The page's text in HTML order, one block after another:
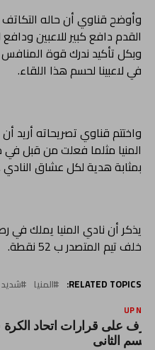
وأوضح قناوي أن حاله
القدم دافع كبير للاعبين
وبكل تأكيد ندرك قوة
في لاعبينا لحسم هذا اللقاء.
واختتم قناوي تصريحاته أريد
بمثابة هدية لكل عشاق النادي
خلف تيم المتصدر ب 52 نقطة.
RELATED TOPICS: المنيا
UP
على قرارات اتحاد
الثانى